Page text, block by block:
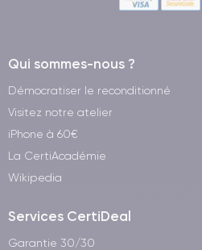
Qui sommes-nous ?
Démocratiser le reconditionné
Visitez notre atelier
iPhone à 60€
La CertiAcadémie
Wikipedia
Services CertiDeal
Garantie 30/30